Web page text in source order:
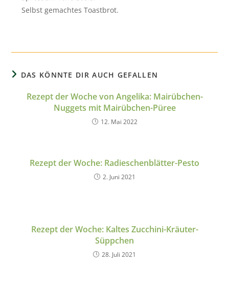
Selbst gemachtes Toastbrot.
DAS KÖNNTE DIR AUCH GEFALLEN
Rezept der Woche von Angelika: Mairübchen-
Nuggets mit Mairübchen-Püree
12. Mai 2022
Rezept der Woche: Radieschenblätter-Pesto
2. Juni 2021
Rezept der Woche: Kaltes Zucchini-Kräuter-
Süppchen
28. Juli 2021